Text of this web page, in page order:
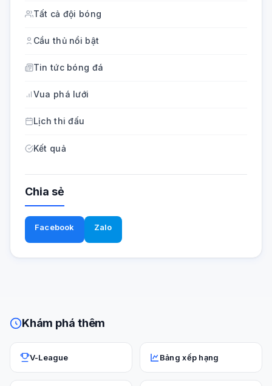
Tất cả đội bóng
Cầu thủ nổi bật
Tin tức bóng đá
Vua phá lưới
Lịch thi đấu
Kết quả
Chia sẻ
Facebook Zalo
Khám phá thêm
V-League Bảng xếp hạng